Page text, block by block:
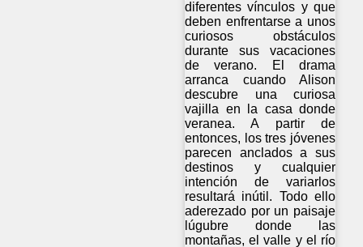
diferentes vínculos y que
deben enfrentarse a unos
curiosos obstáculos
durante sus vacaciones
de verano. El drama
arranca cuando Alison
descubre una curiosa
vajilla en la casa donde
veranea. A partir de
entonces, los tres jóvenes
parecen anclados a sus
destinos y cualquier
intención de variarlos
resultará inútil. Todo ello
aderezado por un paisaje
lúgubre donde las
montañas, el valle y el río